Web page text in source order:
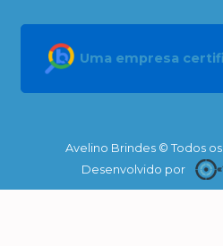
Uma empresa
Avelino Brindes © Todos
Desenvolvido por